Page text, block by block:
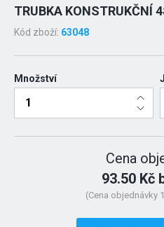
TRUBKA KONSTRUKČNÍ
Kód zboží: 63048
Množství
Cena
93.50 Kč
(Cena objednávky